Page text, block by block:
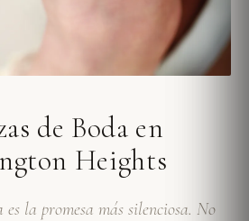
de Boda en
Heights
la promesa más silenciosa. No